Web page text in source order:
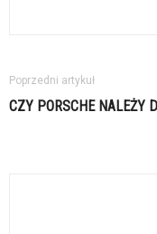
Poprzedni artykuł
CZY PORSCHE NALEŻY